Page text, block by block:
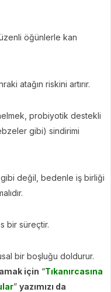
öğünlerle kan
atağın riskini artırır.
probiyotik destekli
gibi) sindirimi
gibi değil, bedenle iş birliği
bir süreçtir.
bir boşluğu doldurur.
için “Tıkanırcasına
” yazımızı da